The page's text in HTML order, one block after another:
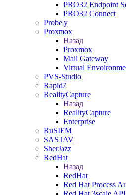
PRO32 Endpoint
PRO32 Connect
Probely
Proxmox
Назад
Proxmox
Mail Gateway
Virtual
PVS-Studio
Rapid7
RealityCapture
Назад
RealityCapture
Enterprise
RuSIEM
SASTAV
SberJazz
RedHat
Назад
RedHat
Red Hat Process
Red Hat 3scale